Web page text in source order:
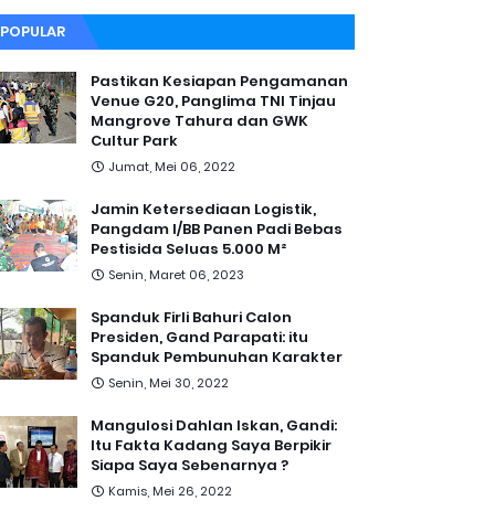
POPULAR
Pastikan Kesiapan Pengamanan
Venue G20, Panglima TNI Tinjau
Mangrove Tahura dan GWK
Cultur Park
Jumat, Mei 06, 2022
Jamin Ketersediaan Logistik,
Pangdam I/BB Panen Padi Bebas
Pestisida Seluas 5.000 M²
Senin, Maret 06, 2023
Spanduk Firli Bahuri Calon
Presiden, Gand Parapati: itu
Spanduk Pembunuhan Karakter
Senin, Mei 30, 2022
Mangulosi Dahlan Iskan, Gandi:
Itu Fakta Kadang Saya Berpikir
Siapa Saya Sebenarnya ?
Kamis, Mei 26, 2022